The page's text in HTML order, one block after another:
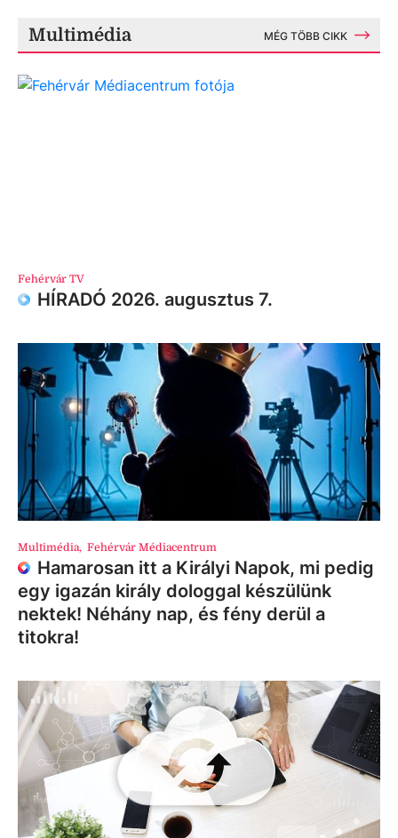
Multimédia MÉG TÖBB CIKK
Fehérvár TV
HÍRADÓ 2026. augusztus 7.
Multimédia, Fehérvár Médiacentrum
Hamarosan itt a Királyi Napok, mi pedig
egy igazán király dologgal készülünk
nektek! Néhány nap, és fény derül a
titokra!